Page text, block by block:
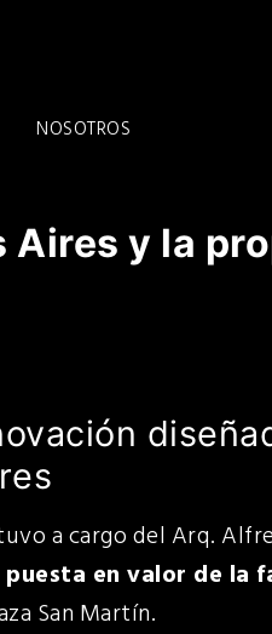
NOSOTROS
Buscar por:
Aires y la
a cargo del Arq.
puesta en valor de la
San Martín.